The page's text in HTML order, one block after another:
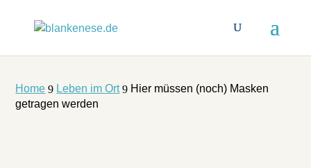
Home 9 Leben im Ort 9 Hier müssen (noch) Masken
getragen werden